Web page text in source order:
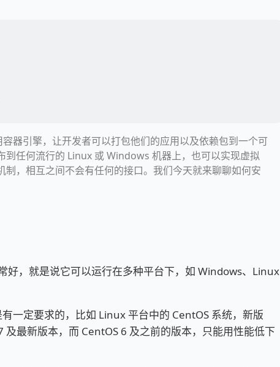
器引擎，让开发者可以打包他们的应用以及依赖包到一个可
到任何流行的 Linux 或 Windows 机器上，也可以实现虚拟
制，相互之间不会有任何的接口。我们今天就来聊聊如何安
好，就是说它可以运行在多种平台下，如 Windows、Linux
一定要求的，比如 Linux 平台中的 CentOS 系统，新版
及最新版本，而 CentOS 6 及之前的版本，只能用性能低下